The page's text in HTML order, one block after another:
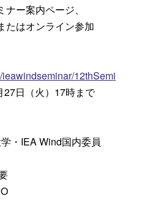
ー案内ページ、
たはオンライン参加
ます。
12thSeminar.html
27日（火）17時まで
挨拶
IEA Wind国内委員
取組概要